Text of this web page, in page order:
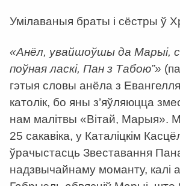
Умілаваныя браты і сёстры ў
«Анёл, увайшоўшы да Марыі,
поўная ласкі, Пан з Табою”»
гэтыя словы анёла з
католік, бо яны з’яўляюцца
нам малітвы «Вітай, Марыя».
25 сакавіка, у Каталіцкім
ўрачыстасць Звеставання
надзвычайнаму моманту, калі